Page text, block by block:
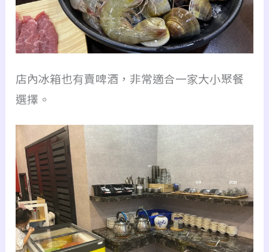
店內冰箱也有賣啤酒，非常適合一家大小聚餐
選擇。